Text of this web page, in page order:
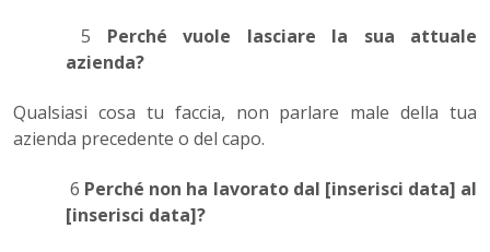
5 Perché vuole lasciare la sua attuale
azienda?
Qualsiasi cosa tu faccia, non parlare male della tua
azienda precedente o del capo.
6 Perché non ha lavorato dal [inserisci data] al
[inserisci data]?